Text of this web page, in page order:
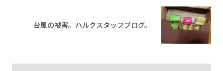
台風の被害。ハルクスタッフブログ。